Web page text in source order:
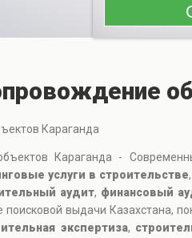
Караганда
Караганда -
услуги в строительстве
аудит, финансовый
выдачи Казахстана,
экспертиза,